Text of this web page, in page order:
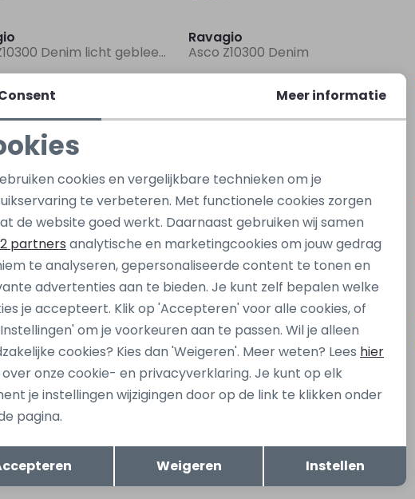
Asco Z10300 Denim licht gebleekt
Ravagio
Asco Z10300 Denim
Sale
Z10303 Groen licht
Sale
Anwar Z10303 Blauw raf
11,24 14,99
Sale
Z10224 Ecru naturel
Sale
Ravagio
Asono Z10235 Blauw marine
14,99
Sale
Z10227 Grijs antraciet
Sale
Ravagio
Alvan Z10227 Ecru naturel
cookies
cookies Marketing cookies
Terug Opslaan
Meer informatie
cookies en vergelijkbare technieken om je
te verbeteren. Met functionele cookies zorgen
de website goed werkt. Daarnaast gebruiken wij samen
2 partners analytische en marketingcookies om jouw gedrag
te analyseren, gepersonaliseerde content te tonen en
advertenties aan te bieden. Je kunt zelf bepalen welke
je accepteert. Klik op 'Accepteren' voor alle cookies, of
om je voorkeuren aan te passen. Wil je alleen
cookies? Kies dan 'Weigeren'. Meer weten? Lees hier
onze cookie- en privacyverklaring. Je kunt op elk
je instellingen wijzigingen door op de link te klikken onder
pagina.
Weigeren Instellen